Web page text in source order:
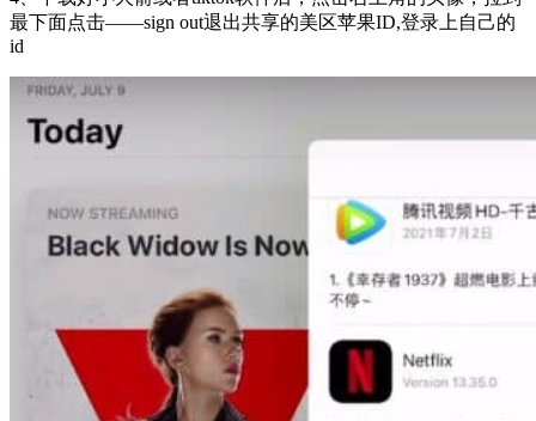
最下面点击——sign out退出共享的美区苹果ID,登录上自己的
id